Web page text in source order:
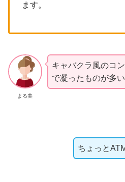
ます。
よる美
キャバクラ風のコ
で凝ったものが多い
ちょっと